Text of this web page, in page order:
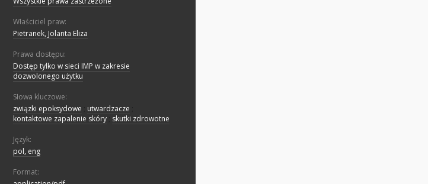
Właściciel praw:
Pietranek, Jolanta Eliza
Prawa dostępu:
Dostęp tylko w sieci IMP w zakresie
dozwolonego użytku
Słowa kluczowe:
związki epoksydowe
utwardzacze
kontaktowe zapalenie skóry skutki zdrowotne
Język:
pol, eng
Format: